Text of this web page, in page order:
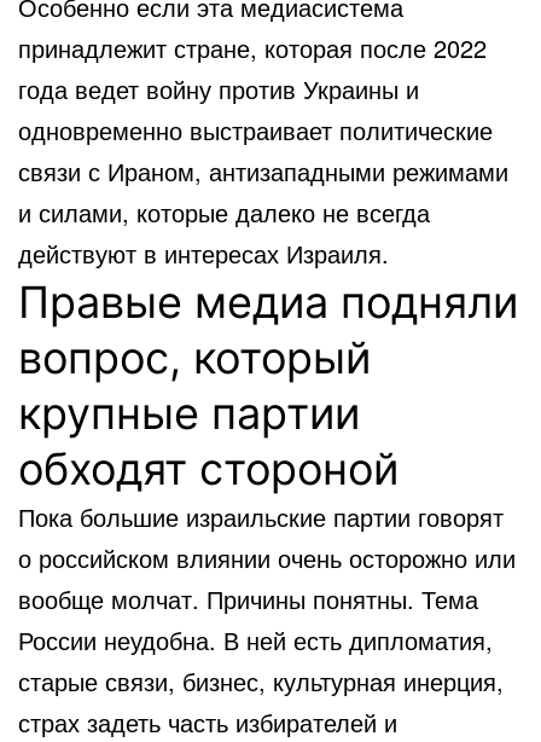
Особенно если эта медиасистема
принадлежит стране, которая после 2022
года ведет войну против Украины и
одновременно выстраивает политические
связи с Ираном, антизападными режимами
и силами, которые далеко не всегда
действуют в интересах Израиля.
Правые медиа подняли
вопрос, который
крупные партии
обходят стороной
Пока большие израильские партии говорят
о российском влиянии очень осторожно или
вообще молчат. Причины понятны. Тема
России неудобна. В ней есть дипломатия,
старые связи, бизнес, культурная инерция,
страх задеть часть избирателей и